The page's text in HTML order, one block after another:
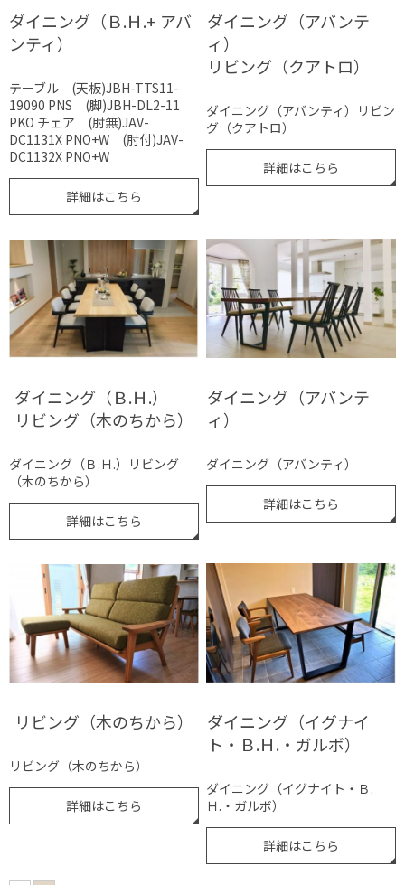
ダイニング（Ｂ.Ｈ.+ アバ
ンティ）
テーブル (天板)JBH-TTS11-
19090 PNS (脚)JBH-DL2-11
PKO チェア (肘無)JAV-
DC1131X PNO+W (肘付)JAV-
DC1132X PNO+W
詳細はこちら
ダイニング（アバンテ
ィ）
リビング（クアトロ）
ダイニング（アバンティ）リビン
グ（クアトロ）
詳細はこちら
ダイニング（Ｂ.Ｈ.）
リビング（木のちから）
ダイニング（Ｂ.Ｈ.）リビング
（木のちから）
詳細はこちら
ダイニング（アバンテ
ィ）
ダイニング（アバンティ）
詳細はこちら
リビング（木のちから）
リビング（木のちから）
詳細はこちら
ダイニング（イグナイ
ト・Ｂ.Ｈ.・ガルボ）
ダイニング（イグナイト・Ｂ.
Ｈ.・ガルボ）
詳細はこちら